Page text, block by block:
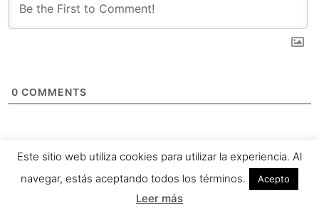
0 COMMENTS
Este sitio web utiliza cookies para utilizar la experiencia. Al
navegar, estás aceptando todos los términos.
Acepto
Leer más